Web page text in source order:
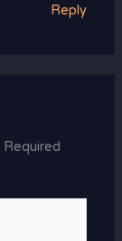
Reply
Required